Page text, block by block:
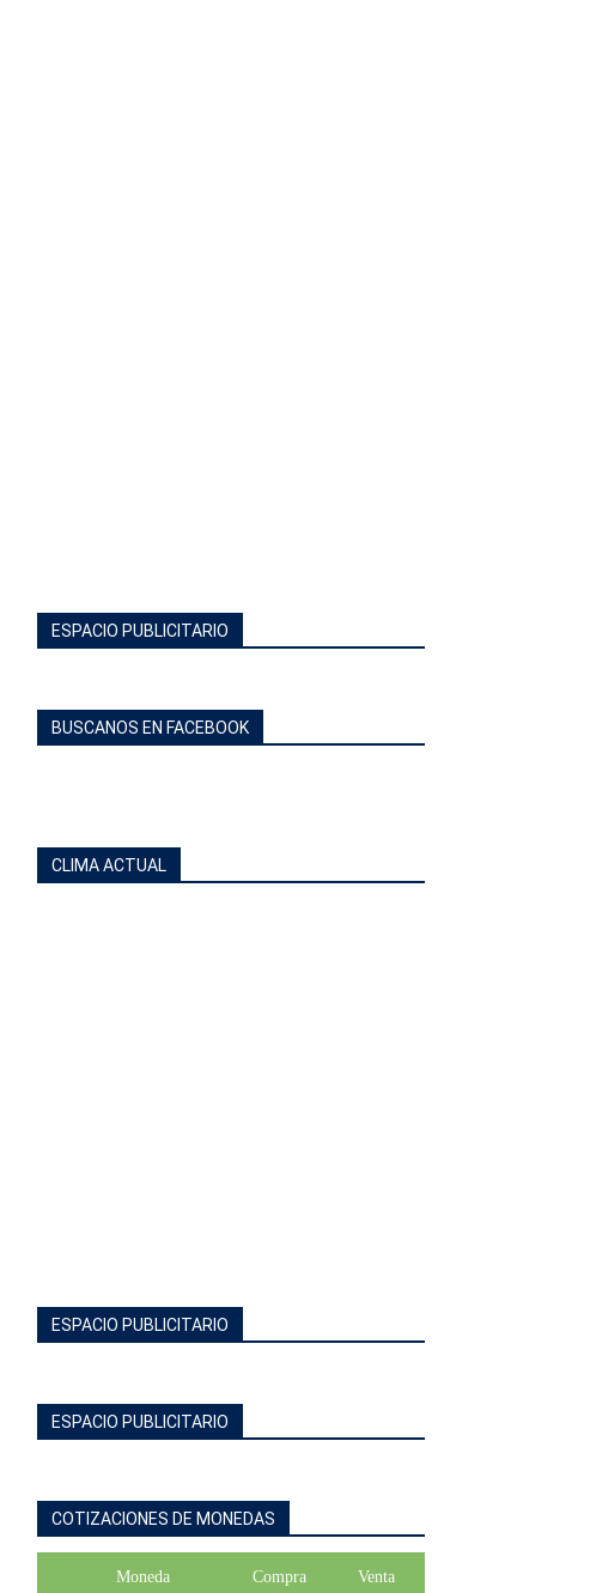
ESPACIO PUBLICITARIO
BUSCANOS EN FACEBOOK
CLIMA ACTUAL
ESPACIO PUBLICITARIO
ESPACIO PUBLICITARIO
COTIZACIONES DE MONEDAS
Moneda Compra Venta